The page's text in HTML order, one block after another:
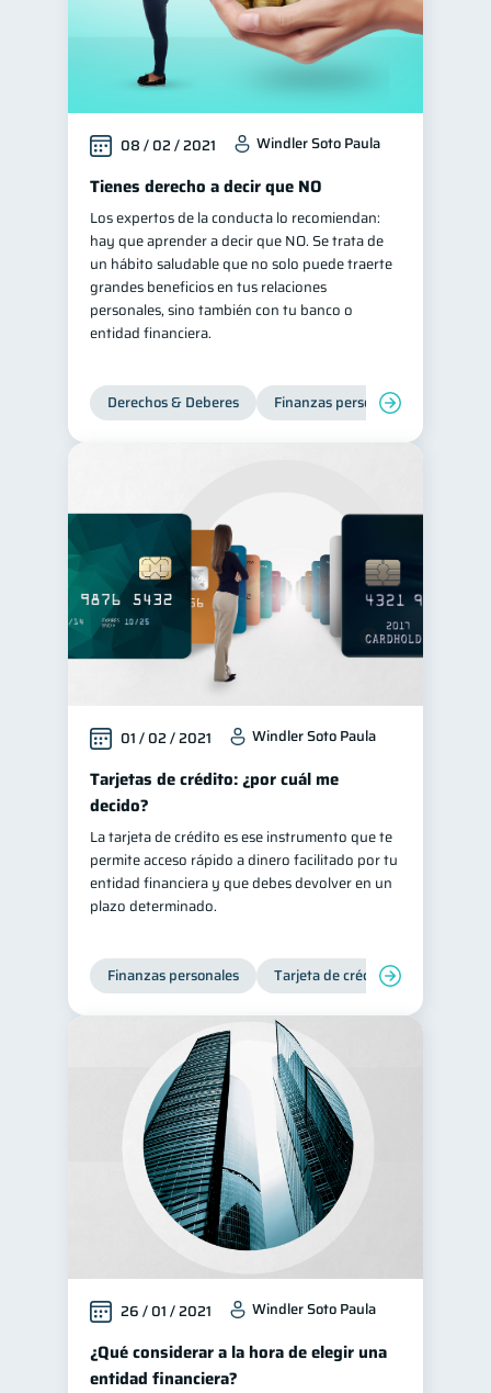
08 / 02 / 2021 Windler Soto Paula
Tienes derecho a decir que NO
Los expertos de la conducta lo recomiendan:
hay que aprender a decir que NO. Se trata de
un hábito saludable que no solo puede traerte
grandes beneficios en tus relaciones
personales, sino también con tu banco o
entidad financiera.
Derechos & Deberes Finanzas personales
01 / 02 / 2021 Windler Soto Paula
Tarjetas de crédito: ¿por cuál me
decido?
La tarjeta de crédito es ese instrumento que te
permite acceso rápido a dinero facilitado por tu
entidad financiera y que debes devolver en un
plazo determinado.
Finanzas personales Tarjeta de crédito
26 / 01 / 2021 Windler Soto Paula
¿Qué considerar a la hora de elegir una
entidad financiera?